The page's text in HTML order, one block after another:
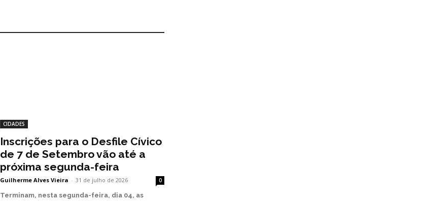
CIDADES
Inscrições para o Desfile Cívico
de 7 de Setembro vão até a
próxima segunda-feira
Guilherme Alves Vieira - 31 de julho de 2026 0
Terminam, nesta segunda-feira, dia 04, as